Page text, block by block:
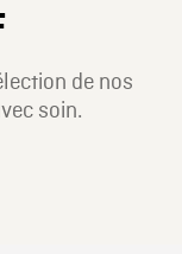
de nos
soin.